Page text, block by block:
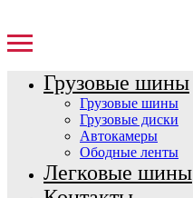
Грузовые шины
Грузовые шины
Грузовые диски
Автокамеры
Ободные ленты
Легковые шины